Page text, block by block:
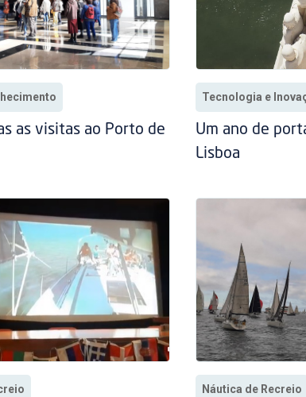
as visitas ao Porto de
Tecnologia e
Um ano de
Lisboa
Náutica de Recreio